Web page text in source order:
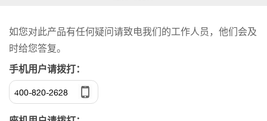
如您对此产品有任何疑问请致电我们的工作人员，他们会及
时给您答复。
手机用户请拨打：
400-820-2628